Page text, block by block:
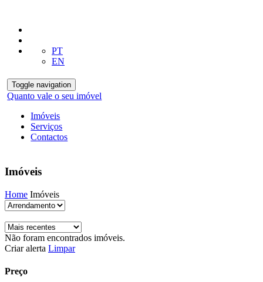
PT
EN
Toggle navigation
Quanto vale o seu imóvel
Imóveis
Serviços
Contactos
Imóveis
Home Imóveis
Não foram encontrados imóveis.
Criar alerta Limpar
Preço